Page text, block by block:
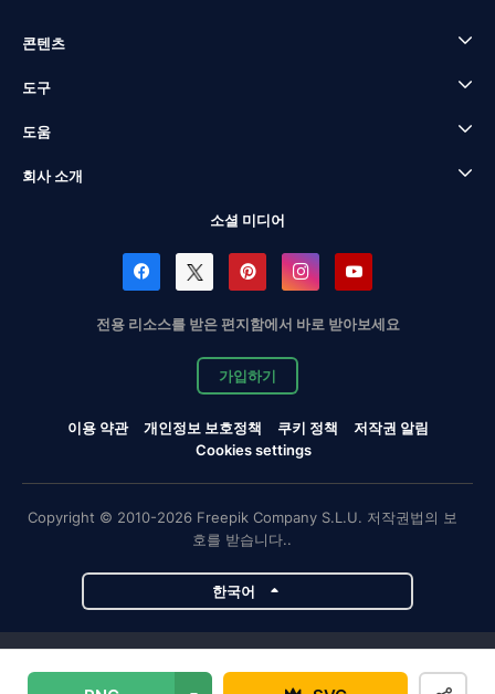
콘텐츠
도구
도움
회사 소개
소셜 미디어
전용 리소스를 받은 편지함에서 바로 받아보세요
가입하기
이용 약관 개인정보 보호정책 쿠키 정책
저작권 알림
Cookies settings
Copyright © 2010-2026 Freepik Company S.L.U. 저작권법의 보
호를 받습니다..
한국어